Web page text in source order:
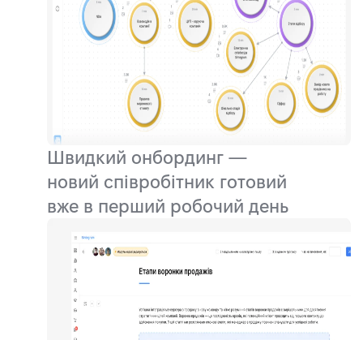
Швидкий онбординг —
новий співробітник готовий
вже в перший робочий день